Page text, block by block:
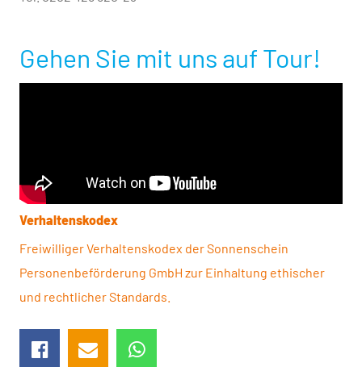
Gehen Sie mit uns auf Tour!
Verhaltenskodex
Freiwilliger Verhaltenskodex der Sonnen­schein
Personen­beförderung GmbH zur Einhaltung ethischer
und rechtlicher Standards.